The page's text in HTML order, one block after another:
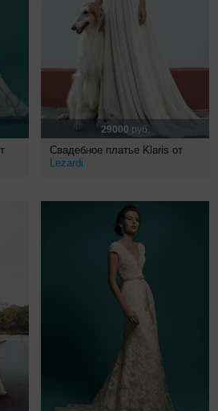
29000 руб.
Свадебное платье Klaris от
Lezardi